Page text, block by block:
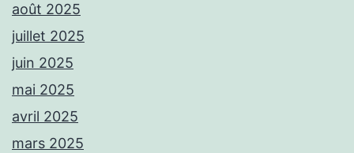
août 2025
juillet 2025
juin 2025
mai 2025
avril 2025
mars 2025